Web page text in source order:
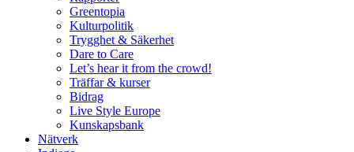
Greentopia
Kulturpolitik
Trygghet & Säkerhet
Dare to Care
Let’s hear it from the crowd!
Träffar & kurser
Bidrag
Live Style Europe
Kunskapsbank
Nätverk